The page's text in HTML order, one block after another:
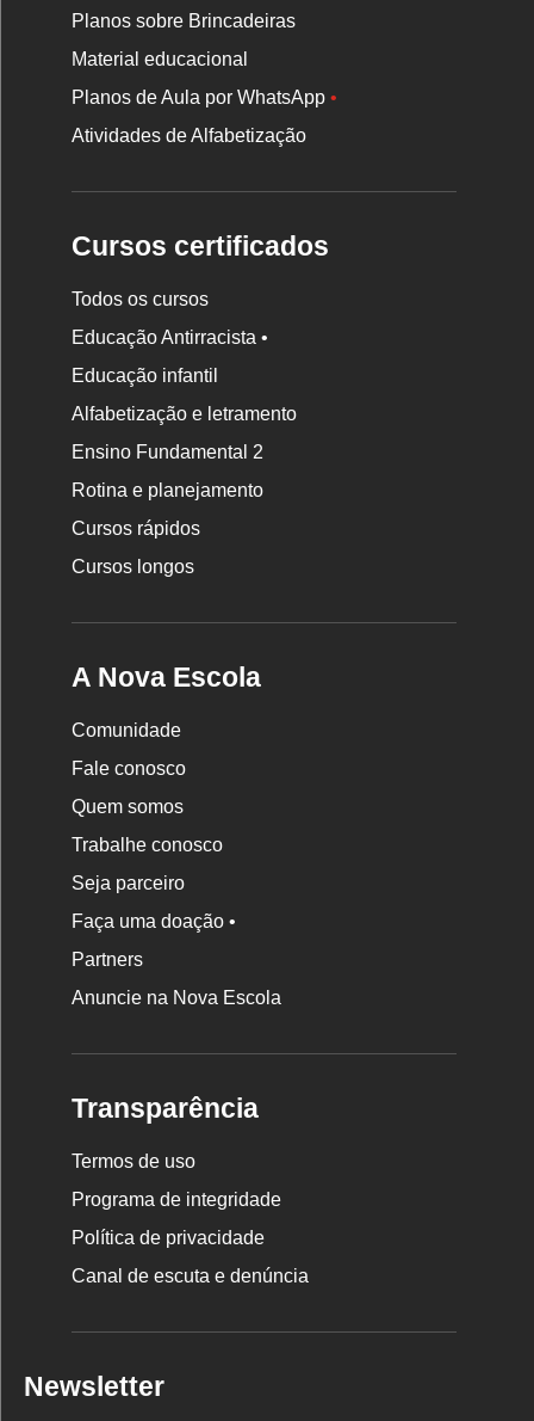
Planos sobre Brincadeiras
Material educacional
Planos de Aula por WhatsApp•
Atividades de Alfabetização
Cursos certificados
Todos os cursos
Educação Antirracista •
Educação infantil
Alfabetização e letramento
Ensino Fundamental 2
Rotina e planejamento
Cursos rápidos
Cursos longos
A Nova Escola
Comunidade
Fale conosco
Quem somos
Trabalhe conosco
Seja parceiro
Faça uma doação •
Partners
Anuncie na Nova Escola
Transparência
Termos de uso
Programa de integridade
Política de privacidade
Canal de escuta e denúncia
Newsletter